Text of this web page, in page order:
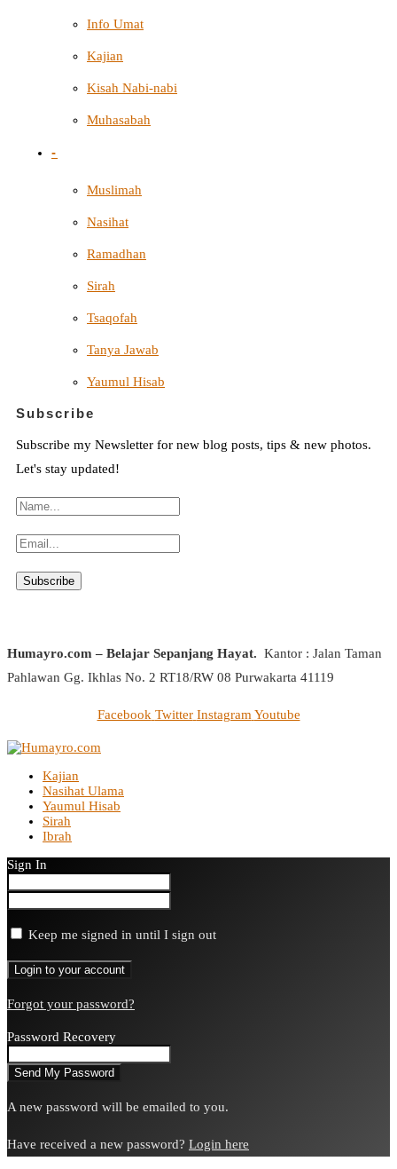
Info Umat
Kajian
Kisah Nabi-nabi
Muhasabah
-
Muslimah
Nasihat
Ramadhan
Sirah
Tsaqofah
Tanya Jawab
Yaumul Hisab
Subscribe
Subscribe my Newsletter for new blog posts, tips & new photos.
Let's stay updated!
Humayro.com – Belajar Sepanjang Hayat. Kantor : Jalan Taman
Pahlawan Gg. Ikhlas No. 2 RT18/RW 08 Purwakarta 41119
Facebook Twitter Instagram Youtube
Kajian
Nasihat Ulama
Yaumul Hisab
Sirah
Ibrah
Sign In
Keep me signed in until I sign out
Forgot your password?
Password Recovery
A new password will be emailed to you.
Have received a new password? Login here